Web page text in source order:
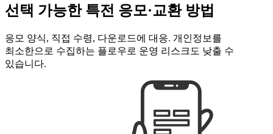
선택 가능한 특전 응모·교환 방법
응모 양식, 직접 수령, 다운로드에 대응. 개인정보를
최소한으로 수집하는 플로우로 운영 리스크도 낮출 수
있습니다.